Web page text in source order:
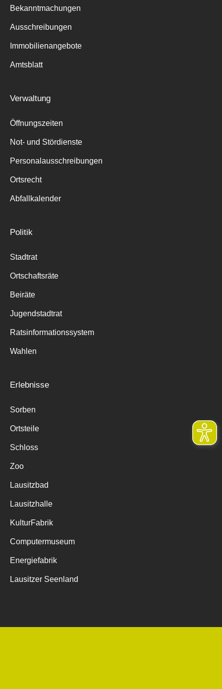
Bekanntmachungen
Ausschreibungen
Immobilienangebote
Amtsblatt
Verwaltung
Öffnungszeiten
Not- und Stördienste
Personalausschreibungen
Ortsrecht
Abfallkalender
Politik
Stadtrat
Ortschaftsräte
Beiräte
Jugendstadtrat
Ratsinformationssystem
Wahlen
Erlebnisse
Sorben
Ortsteile
Schloss
Zoo
Lausitzbad
Lausitzhalle
KulturFabrik
Computermuseum
Energiefabrik
Lausitzer Seenland